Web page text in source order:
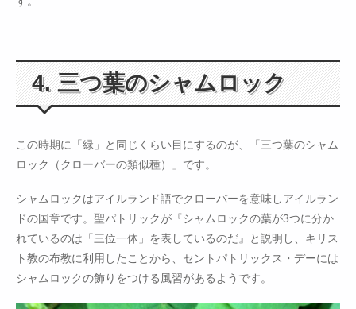
4. 三つ葉のシャムロック
この時期に「緑」と同じくらい目にするのが、「三つ葉のシャム
ロック（クローバーの類似種）」です。
シャムロックはアイルランド語でクローバーを意味しアイルラン
ドの国章です。聖パトリックが『シャムロックの葉が3つに分か
れているのは「三位一体」を表しているのだ』と説明し、キリス
ト教の布教に利用したことから、セントパトリックス・デーには
シャムロックの飾りをつける風習があるようです。